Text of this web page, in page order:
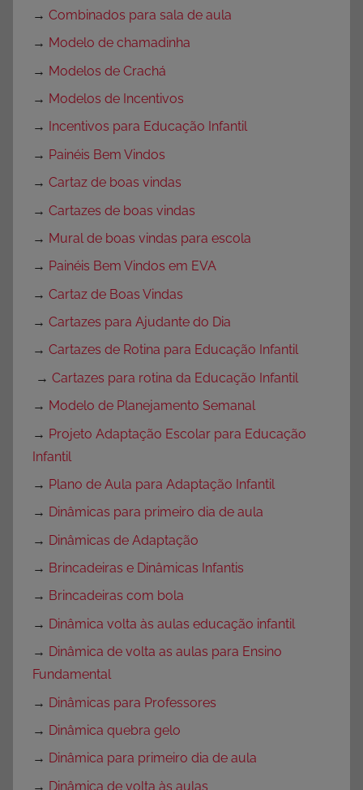
→ Combinados para sala de aula
→ Modelo de chamadinha
→ Modelos de Crachá
→ Modelos de Incentivos
→
Incentivos para Educação Infantil
→ Painéis Bem Vindos
→ Cartaz de boas vindas
→ Cartazes de boas vindas
→ Mural de boas vindas para escola
→ Painéis Bem Vindos em EVA
→ Cartaz de Boas Vindas
→ Cartazes para Ajudante do Dia
→ Cartazes de Rotina para Educação Infantil
→ Cartazes para rotina da Educação Infantil
→ Modelo de Planejamento Semanal
→ Projeto Adaptação Escolar para Educação
Infantil
→ Plano de Aula para Adaptação Infantil
→ Dinâmicas para primeiro dia de aula
→ Dinâmicas de Adaptação
→ Brincadeiras e Dinâmicas Infantis
→ Brincadeiras com bola
→ Dinâmica volta às aulas educação infantil
→ Dinâmica de volta as aulas para Ensino
Fundamental
→ Dinâmicas para Professores
→ Dinâmica quebra gelo
→ Dinâmica para primeiro dia de aula
→ Dinâmica de volta às aulas